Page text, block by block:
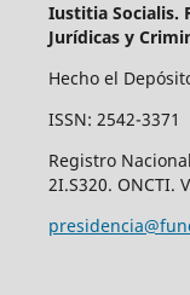
Iustitia Socialis.
Jurídicas y
Hecho el
ISSN: 2542-3371
Registro
2I.S320. ONCTI.